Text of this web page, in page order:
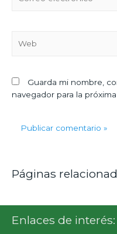
Guarda mi nombre,
navegador para la
Páginas
Enlaces de interés: